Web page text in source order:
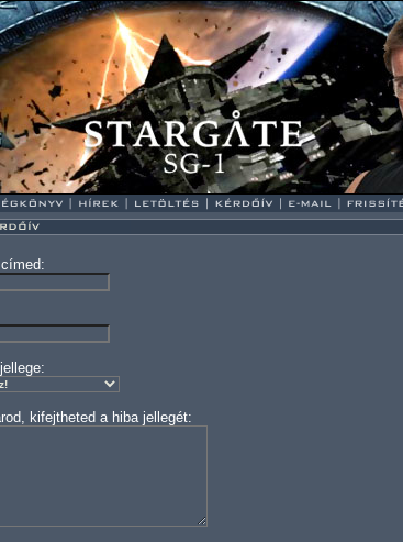
kifejtheted a hiba jellegét: